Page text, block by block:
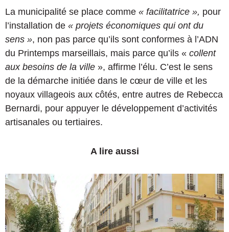
La municipalité se place comme « facilitatrice », pour
l’installation de « projets économiques qui ont du
sens », non pas parce qu’ils sont conformes à l’ADN
du Printemps marseillais, mais parce qu’ils « collent
aux besoins de la ville », affirme l’élu. C’est le sens
de la démarche initiée dans le cœur de ville et les
noyaux villageois aux côtés, entre autres de Rebecca
Bernardi, pour appuyer le développement d’activités
artisanales ou tertiaires.
A lire aussi